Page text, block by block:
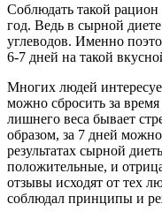
Соблюдать такой рацион
год. Ведь в сырной
углеводов. Именно
6-7 дней на такой
Многих людей
можно сбросить за
лишнего веса бывает
образом, за 7 дней
результатах сырной
положительные, и
отзывы исходят от тех
соблюдал принципы и